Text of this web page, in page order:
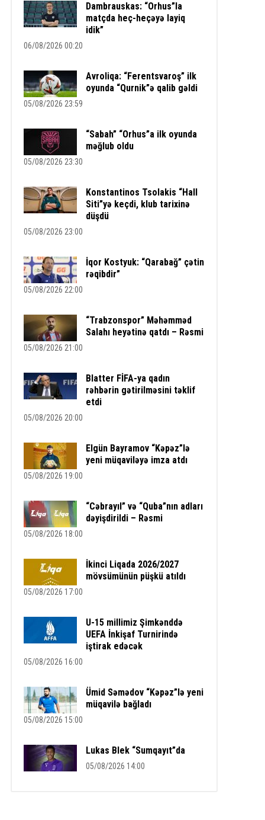
Dambrauskas: “Orhus”la
matçda heç-heçəyə layiq
idik”
06/08/2026 00:20
Avroliqa: “Ferentsvaroş” ilk
oyunda “Qurnik”ə qalib gəldi
05/08/2026 23:59
“Sabah” “Orhus”a ilk oyunda
məğlub oldu
05/08/2026 23:30
Konstantinos Tsolakis “Hall
Siti”yə keçdi, klub tarixinə
düşdü
05/08/2026 23:00
İqor Kostyuk: “Qarabağ” çətin
rəqibdir”
05/08/2026 22:00
“Trabzonspor” Məhəmməd
Salahı heyətinə qatdı – Rəsmi
05/08/2026 21:00
Blatter FİFA-ya qadın
rəhbərin gətirilməsini təklif
etdi
05/08/2026 20:00
Elgün Bayramov “Kəpəz”lə
yeni müqaviləyə imza atdı
05/08/2026 19:00
“Cəbrayıl” və “Quba”nın adları
dəyişdirildi – Rəsmi
05/08/2026 18:00
İkinci Liqada 2026/2027
mövsümünün püşkü atıldı
05/08/2026 17:00
U-15 millimiz Şimkənddə
UEFA İnkişaf Turnirində
iştirak edəcək
05/08/2026 16:00
Ümid Səmədov “Kəpəz”lə yeni
müqavilə bağladı
05/08/2026 15:00
Lukas Blek “Sumqayıt”da
05/08/2026 14:00